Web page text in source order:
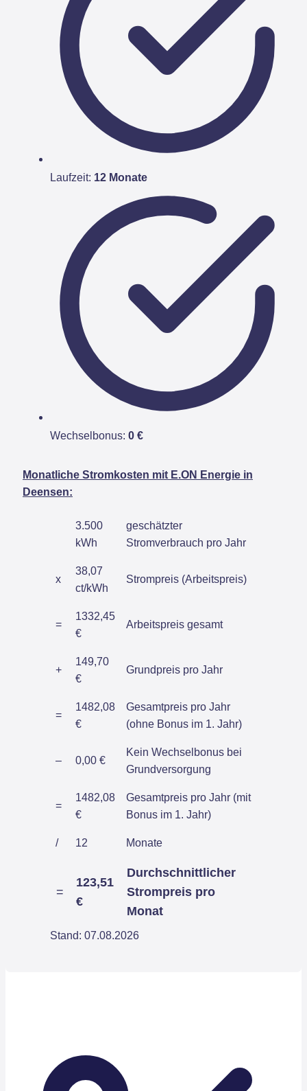
Laufzeit: 12 Monate
Wechselbonus: 0 €
Monatliche Stromkosten mit E.ON Energie in
Deensen:
3.500
kWh
geschätzter
Stromverbrauch pro Jahr
x
38,07
ct/kWh
Strompreis (Arbeitspreis)
=
1332,45
€
Arbeitspreis gesamt
+
149,70
€
Grundpreis pro Jahr
=
1482,08
€
Gesamtpreis pro Jahr
(ohne Bonus im 1. Jahr)
– 0,00 €
Kein Wechselbonus bei
Grundversorgung
=
1482,08
€
Gesamtpreis pro Jahr (mit
Bonus im 1. Jahr)
/ 12 Monate
=
123,51
€
Durchschnittlicher
Strompreis pro
Monat
Stand: 07.08.2026